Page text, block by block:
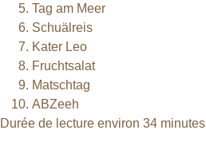
Tag am Meer
Schuälreis
Kater Leo
Fruchtsalat
Matschtag
ABZeeh
Durée de lecture environ 34 minutes